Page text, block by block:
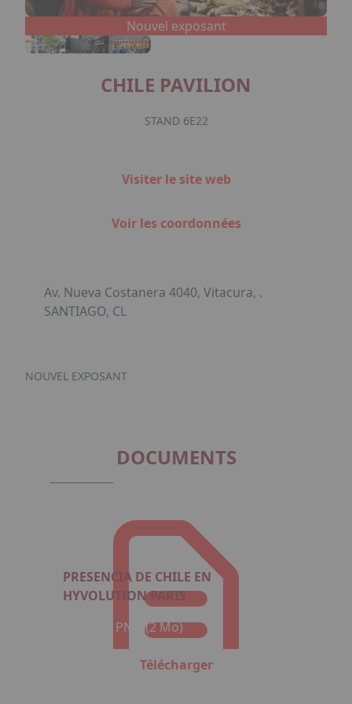
Nouvel exposant
CHILE PAVILION
STAND 6E22
Visiter le site web
Voir les coordonnées
Av. Nueva Costanera 4040, Vitacura, .
SANTIAGO, CL
NOUVEL EXPOSANT
DOCUMENTS
PRESENCIA DE CHILE EN
HYVOLUTION PARIS
Format : PNG (2 Mo)
Télécharger